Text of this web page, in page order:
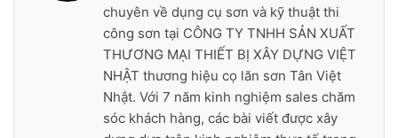
chuyên về dụng cụ sơn và kỹ thuật thi
công sơn tại CÔNG TY TNHH SẢN XUẤT
THƯƠNG MẠI THIẾT BỊ XÂY DỰNG VIỆT
NHẬT thương hiệu cọ lăn sơn Tân Việt
Nhật. Với 7 năm kinh nghiệm sales chăm
sóc khách hàng, các bài viết được xây